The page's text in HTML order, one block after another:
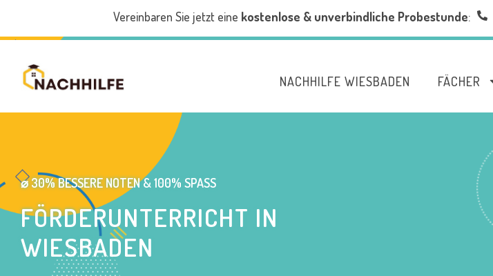
Vereinbaren Sie jetzt eine kostenlose & unverbindliche Probestunde:
NACHHILFE WIESBADEN FÄCHER
⌀ 30% BESSERE NOTEN & 100% SPASS
FÖRDERUNTERRICHT IN
WIESBADEN